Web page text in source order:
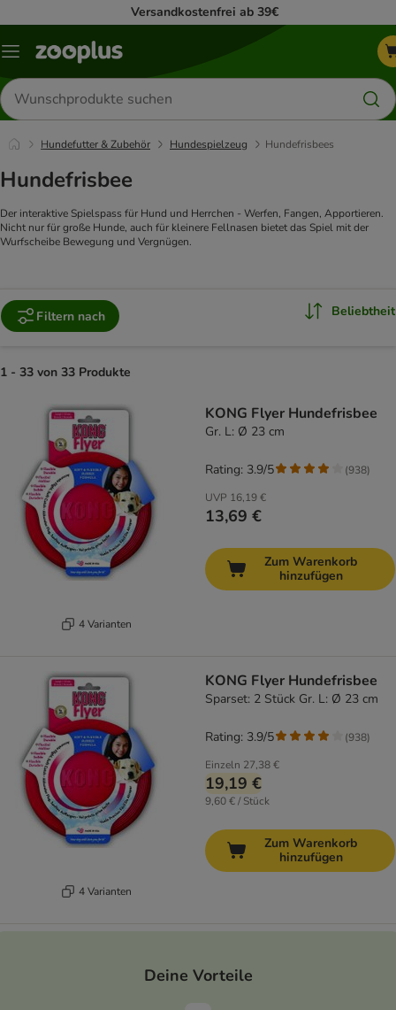
Versandkostenfrei ab 39€
Menü
Produkte
suchen
Hundefutter & Zubehör Hundespielzeug Hundefrisbees
Hundefrisbee
Der interaktive Spielspass für Hund und Herrchen - Werfen, Fangen, Apportieren.
Nicht nur für große Hunde, auch für kleinere Fellnasen bietet das Spiel mit der
Wurfscheibe Bewegung und Vergnügen.
Filtern nach Beliebtheit
1 - 33 von 33 Produkte
4 Varianten
KONG Flyer Hundefrisbee
Gr. L: Ø 23 cm
UVP 16,19 €
13,69 €
Rating: 3.9/5 (938)
Zum Warenkorb
hinzufügen
4 Varianten
KONG Flyer Hundefrisbee
Sparset: 2 Stück Gr. L: Ø 23 cm
Einzeln 27,38 €
19,19 €
9,60 € / Stück
Rating: 3.9/5 (938)
Zum Warenkorb
hinzufügen
Deine Vorteile